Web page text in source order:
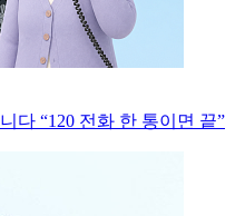
다 “120 전화 한 통이면 끝”